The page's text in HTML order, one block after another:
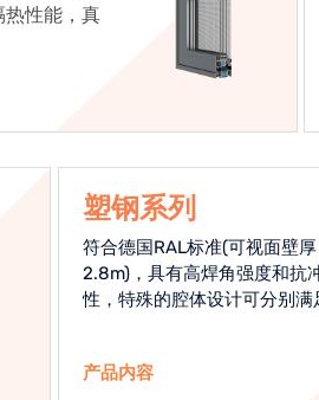
热性能，真
塑钢系列
符合德国RAL标准(可视面壁厚
2.8m)，具有高焊角强度和抗
性，特殊的腔体设计可分别满
产品内容